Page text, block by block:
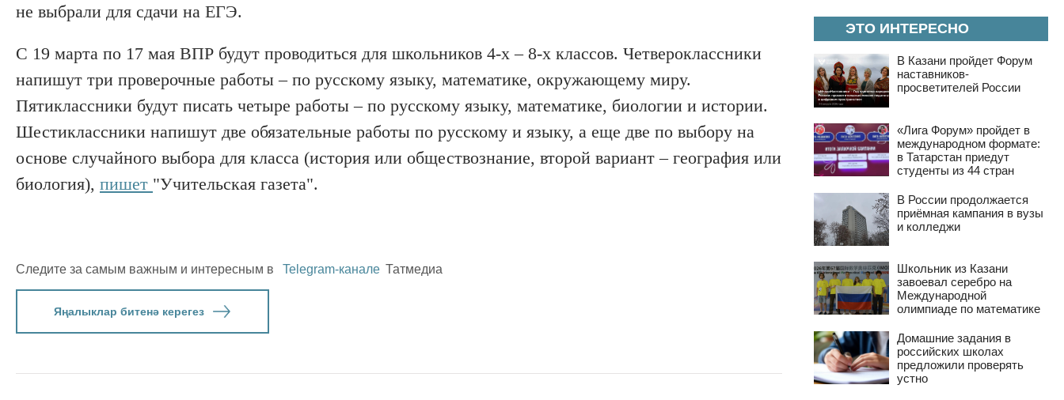
не выбрали для сдачи на ЕГЭ.
С 19 марта по 17 мая ВПР будут проводиться для школьников 4-х – 8-х классов. Четвероклассники
напишут три проверочные работы – по русскому языку, математике, окружающему миру.
Пятиклассники будут писать четыре работы – по русскому языку, математике, биологии и истории.
Шестиклассники напишут две обязательные работы по русскому и языку, а еще две по выбору на
основе случайного выбора для класса (история или обществознание, второй вариант – география или
биология), пишет "Учительская газета".
Следите за самым важным и интересным в Telegram-канале Татмедиа
Яңалыклар битенә керегез
ЭТО ИНТЕРЕСНО
В Казани пройдет Форум
наставников-
просветителей России
«Лига Форум» пройдет в
международном формате:
в Татарстан приедут
студенты из 44 стран
В России продолжается
приёмная кампания в вузы
и колледжи
Школьник из Казани
завоевал серебро на
Международной
олимпиаде по математике
Домашние задания в
российских школах
предложили проверять
устно